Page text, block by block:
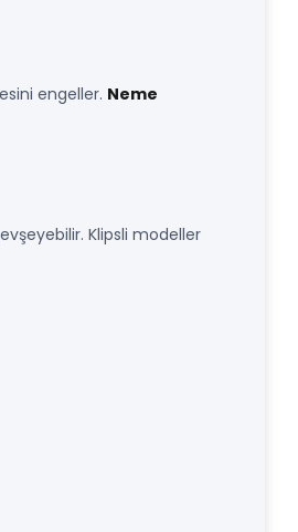
engeller. Neme
Klipsli modeller